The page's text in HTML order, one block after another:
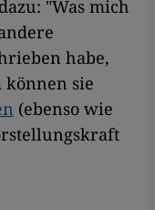
"Was mich
habe,
können sie
(ebenso wie